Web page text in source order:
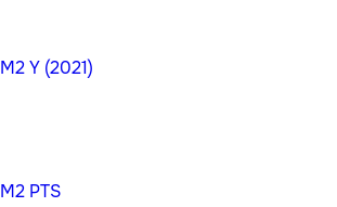
M2 Y (2021)
M2 PTS